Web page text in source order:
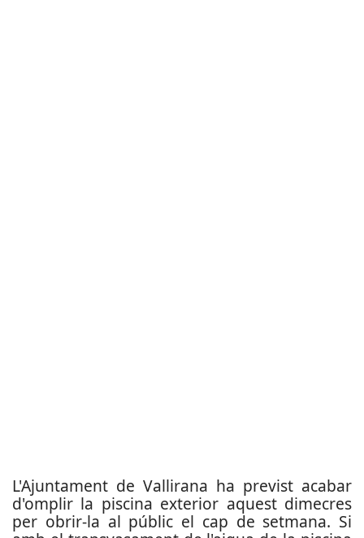
L'Ajuntament de Vallirana ha previst acabar
d'omplir la piscina exterior aquest dimecres
per obrir-la al públic el cap de setmana. Si